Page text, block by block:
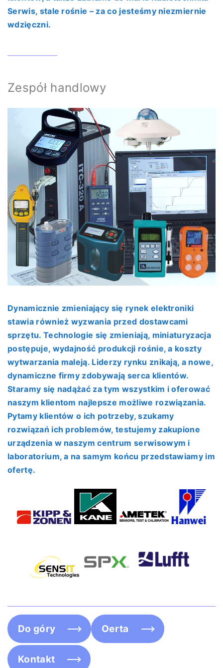
Serwis, stale rośnie – za co jesteśmy niezmiernie
wdzięczni.
Zespół handlowy
Dynamicznie zmieniający się rynek elektroniki
stawia również wyzwania przed dostawcami
sprzętu. Technologie się zmieniają, miniaturyzacja
postępuje, wydajność produkcji rośnie, a koszty
wytwarzania maleją. Liderzy rynku znikają, a nowe,
dynamiczne firmy zdobywają serca klientów.
Staramy się nadążać za tym wszystkim i oferować
naszym klientom najlepsze możliwe rozwiązania.
Pytamy klientów o ich potrzeby, szukamy
rozwiązań ich problemów, testujemy zakupione
urządzenia w naszym centrum serwisowym i
laboratorium, a na samym końcu przedstawiamy im
ofertę.
Do góry Oerta
Kontakt